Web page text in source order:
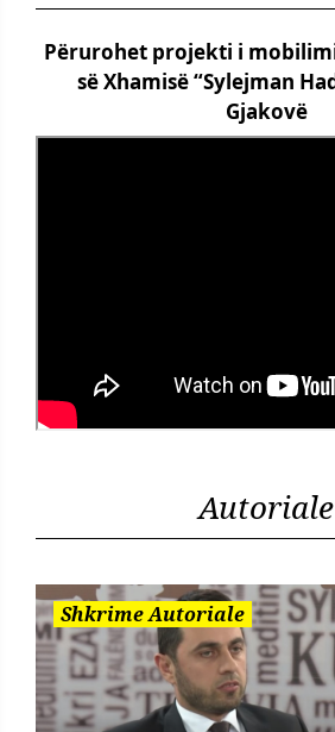
Përurohet projekti i
së Xhamisë “Sylejman
Gjakovë
Autoriale
Shkrime Autoriale